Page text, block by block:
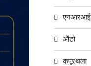
एनआरआई
ऑटो
कपूरथला